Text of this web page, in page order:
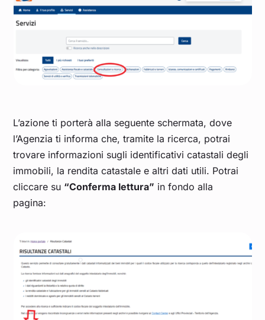
L’azione ti porterà alla seguente schermata, dove
l’Agenzia ti informa che, tramite la ricerca, potrai
trovare informazioni sugli identificativi catastali degli
immobili, la rendita catastale e altri dati utili. Potrai
cliccare su “Conferma lettura” in fondo alla
pagina: